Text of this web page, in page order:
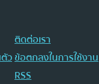
ติดต่อเรา
วข้อตกลงในการใช้งาน
RSS